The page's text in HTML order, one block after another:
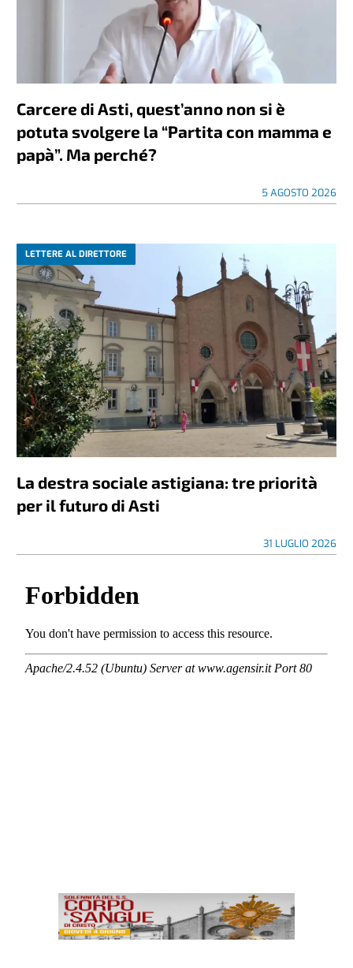
Carcere di Asti, quest’anno non si è
potuta svolgere la “Partita con mamma e
papà”. Ma perché?
5 AGOSTO 2026
LETTERE AL DIRETTORE
La destra sociale astigiana: tre priorità
per il futuro di Asti
31 LUGLIO 2026